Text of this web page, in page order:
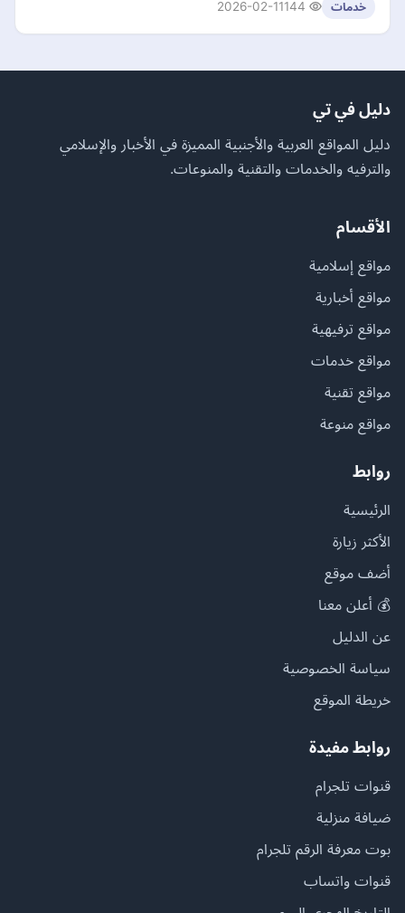
خدمات 2026-02-11
دليل في تي
دليل المواقع العربية والأجنبية المميزة في الأخبار والإسلامي
والترفيه والخدمات والتقنية والمنوعات.
الأقسام
مواقع إسلامية
مواقع أخبارية
مواقع ترفيهية
مواقع خدمات
مواقع تقنية
مواقع منوعة
روابط
الرئيسية
الأكثر زيارة
أضف موقع
💰 أعلن معنا
عن الدليل
سياسة الخصوصية
خريطة الموقع
روابط مفيدة
قنوات تلجرام
ضيافة منزلية
بوت معرفة الرقم تلجرام
قنوات واتساب